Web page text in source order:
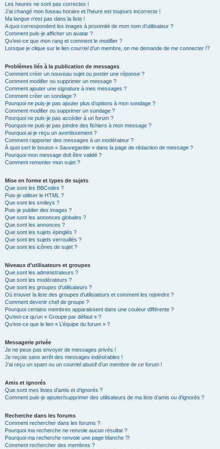
Les heures ne sont pas correctes !
J’ai changé mon fuseau horaire et l’heure est toujours incorrecte !
Ma langue n’est pas dans la liste !
A quoi correspondent les images à proximité de mon nom d’utilisateur ?
Comment puis-je afficher un avatar ?
Qu’est-ce que mon rang et comment le modifier ?
Lorsque je clique sur le lien courrield’un membre, on me demande de me connecter !?
Problèmes liés à la publication de messages
Comment créer un nouveau sujet ou poster une réponse ?
Comment modifier ou supprimer un message ?
Comment ajouter une signature à mes messages ?
Comment créer un sondage ?
Pourquoi ne puis-je pas ajouter plus d’options à mon sondage ?
Comment modifier ou supprimer un sondage ?
Pourquoi ne puis-je pas accéder à un forum ?
Pourquoi ne puis-je pas joindre des fichiers à mon message ?
Pourquoi ai-je reçu un avertissement ?
Comment rapporter des messages à un modérateur ?
À quoi sert le bouton « Sauvegarder » dans la page de rédaction de message ?
Pourquoi mon message doit être validé ?
Comment remonter mon sujet ?
Mise en forme et types de sujets
Que sont les BBCodes ?
Puis-je utiliser le HTML ?
Que sont les smileys ?
Puis-je publier des images ?
Que sont les annonces globales ?
Que sont les annonces ?
Que sont les sujets épinglés ?
Que sont les sujets verrouillés ?
Que sont les icônes de sujet ?
Niveaux d’utilisateurs et groupes
Que sont les administrateurs ?
Que sont les modérateurs ?
Que sont les groupes d’utilisateurs ?
Où trouver la liste des groupes d’utilisateurs et comment les rejoindre ?
Comment devenir chef de groupe ?
Pourquoi certains membres apparaissent dans une couleur différente ?
Qu’est-ce qu’un « Groupe par défaut » ?
Qu’est-ce que le lien « L’équipe du forum » ?
Messagerie privée
Je ne peux pas envoyer de messages privés !
Je reçois sans arrêt des messages indésirables !
J’ai reçu un spam ou un courriel abusif d’un membre de ce forum !
Amis et ignorés
Que sont mes listes d’amis et d’ignorés ?
Comment puis-je ajouter/supprimer des utilisateurs de ma liste d’amis ou d’ignorés ?
Recherche dans les forums
Comment rechercher dans les forums ?
Pourquoi ma recherche ne renvoie aucun résultat ?
Pourquoi ma recherche renvoie une page blanche ?!
Comment rechercher des membres ?